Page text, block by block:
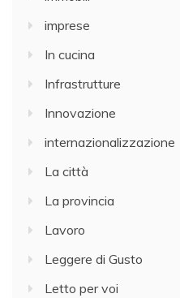
imprese
In cucina
Infrastrutture
Innovazione
internazionalizzazione
La città
La provincia
Lavoro
Leggere di Gusto
Letto per voi